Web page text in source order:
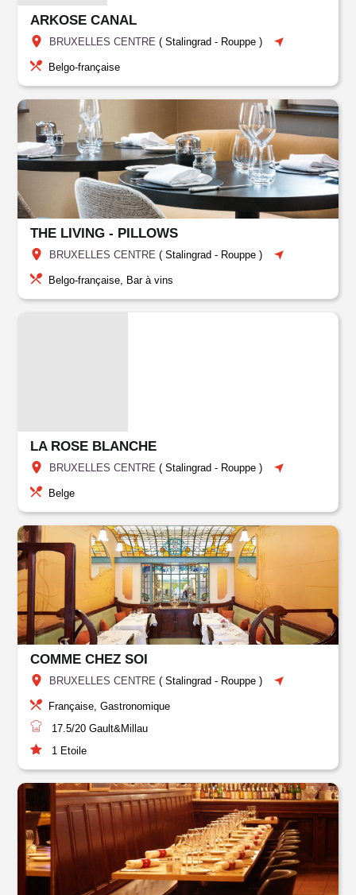
ARKOSE CANAL
BRUXELLES CENTRE (Stalingrad - Rouppe )
Belgo-française
THE LIVING - PILLOWS
BRUXELLES CENTRE (Stalingrad - Rouppe )
Belgo-française, Bar à vins
LA ROSE BLANCHE
BRUXELLES CENTRE (Stalingrad - Rouppe )
Belge
COMME CHEZ SOI
BRUXELLES CENTRE (Stalingrad - Rouppe )
Française, Gastronomique
17.5/20 Gault&Millau
1 Etoile